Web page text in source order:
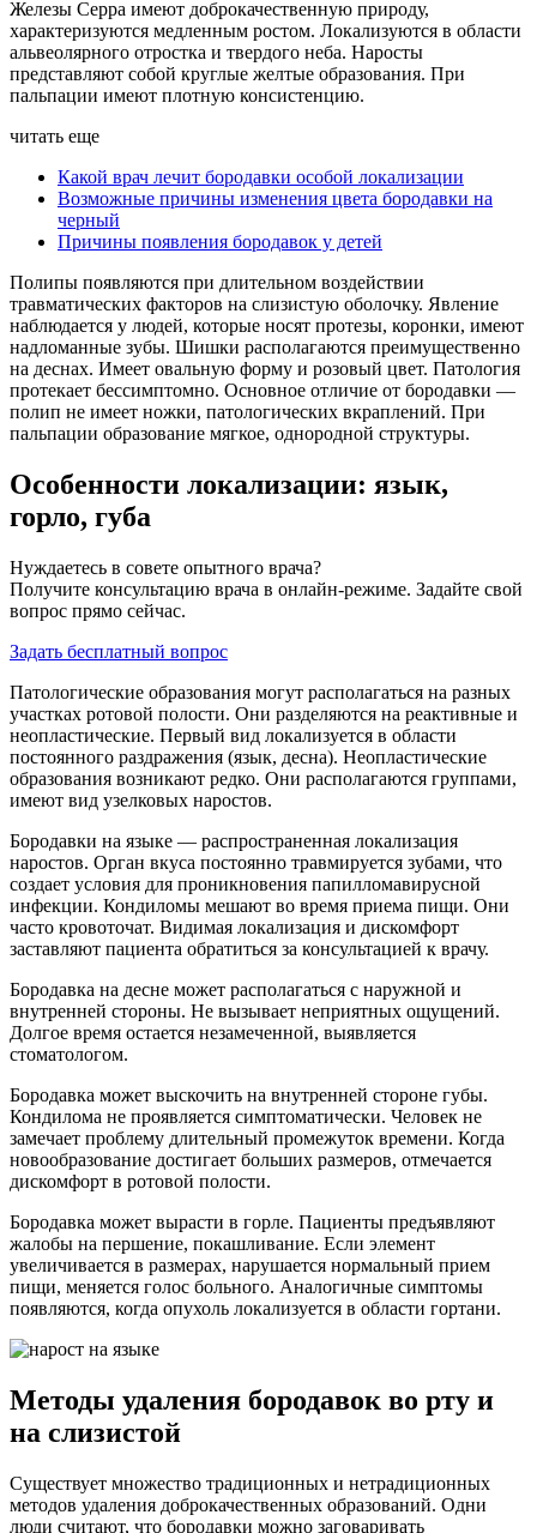
Железы Серра имеют доброкачественную природу,
характеризуются медленным ростом. Локализуются в области
альвеолярного отростка и твердого неба. Наросты
представляют собой круглые желтые образования. При
пальпации имеют плотную консистенцию.
читать еще
Какой врач лечит бородавки особой локализации
Возможные причины изменения цвета бородавки на
черный
Причины появления бородавок у детей
Полипы появляются при длительном воздействии
травматических факторов на слизистую оболочку. Явление
наблюдается у людей, которые носят протезы, коронки, имеют
надломанные зубы. Шишки располагаются преимущественно
на деснах. Имеет овальную форму и розовый цвет. Патология
протекает бессимптомно. Основное отличие от бородавки —
полип не имеет ножки, патологических вкраплений. При
пальпации образование мягкое, однородной структуры.
Особенности локализации: язык,
горло, губа
Нуждаетесь в совете опытного врача?
Получите консультацию врача в онлайн-режиме. Задайте свой
вопрос прямо сейчас.
Задать бесплатный вопрос
Патологические образования могут располагаться на разных
участках ротовой полости. Они разделяются на реактивные и
неопластические. Первый вид локализуется в области
постоянного раздражения (язык, десна). Неопластические
образования возникают редко. Они располагаются группами,
имеют вид узелковых наростов.
Бородавки на языке — распространенная локализация
наростов. Орган вкуса постоянно травмируется зубами, что
создает условия для проникновения папилломавирусной
инфекции. Кондиломы мешают во время приема пищи. Они
часто кровоточат. Видимая локализация и дискомфорт
заставляют пациента обратиться за консультацией к врачу.
Бородавка на десне может располагаться с наружной и
внутренней стороны. Не вызывает неприятных ощущений.
Долгое время остается незамеченной, выявляется
стоматологом.
Бородавка может выскочить на внутренней стороне губы.
Кондилома не проявляется симптоматически. Человек не
замечает проблему длительный промежуток времени. Когда
новообразование достигает больших размеров, отмечается
дискомфорт в ротовой полости.
Бородавка может вырасти в горле. Пациенты предъявляют
жалобы на першение, покашливание. Если элемент
увеличивается в размерах, нарушается нормальный прием
пищи, меняется голос больного. Аналогичные симптомы
появляются, когда опухоль локализуется в области гортани.
Методы удаления бородавок во рту и
на слизистой
Существует множество традиционных и нетрадиционных
методов удаления доброкачественных образований. Одни
люди считают, что бородавки можно заговаривать